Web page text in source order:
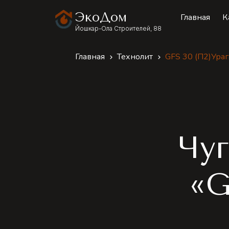
Главная
Главная Технолит GFS 30
Йошкар-Ола Строителей, 88
ЭкоДом